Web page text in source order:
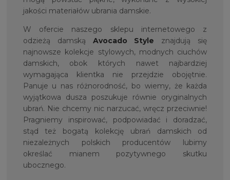
jakości materiałów ubrania damskie.
W ofercie naszego sklepu internetowego z
odzieżą damską Avocado Style znajdują się
najnowsze kolekcje stylowych, modnych ciuchów
damskich, obok których nawet najbardziej
wymagająca klientka nie przejdzie obojętnie.
Panuje u nas różnorodność, bo wiemy, że każda
wyjątkowa dusza poszukuje równie oryginalnych
ubrań. Nie chcemy nic narzucać, wręcz przeciwnie!
Pragniemy inspirować, podpowiadać i doradzać,
stąd też bogatą kolekcję ubrań damskich od
niezależnych polskich producentów lubimy
określać mianem pozytywnego skutku
ubocznego.